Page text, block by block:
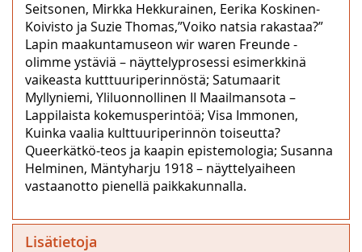
Seitsonen, Mirkka Hekkurainen, Eerika Koskinen-
Koivisto ja Suzie Thomas,”Voiko natsia rakastaa?”
Lapin maakuntamuseon wir waren Freunde -
olimme ystäviä – näyttelyprosessi esimerkkinä
vaikeasta kutttuuriperinnöstä; Satumaarit
Myllyniemi, Yliluonnollinen II Maailmansota –
Lappilaista kokemusperintöä; Visa Immonen,
Kuinka vaalia kulttuuriperinnön toiseutta?
Queerkätkö-teos ja kaapin epistemologia; Susanna
Helminen, Mäntyharju 1918 – näyttelyaiheen
vastaanotto pienellä paikkakunnalla.
Lisätietoja